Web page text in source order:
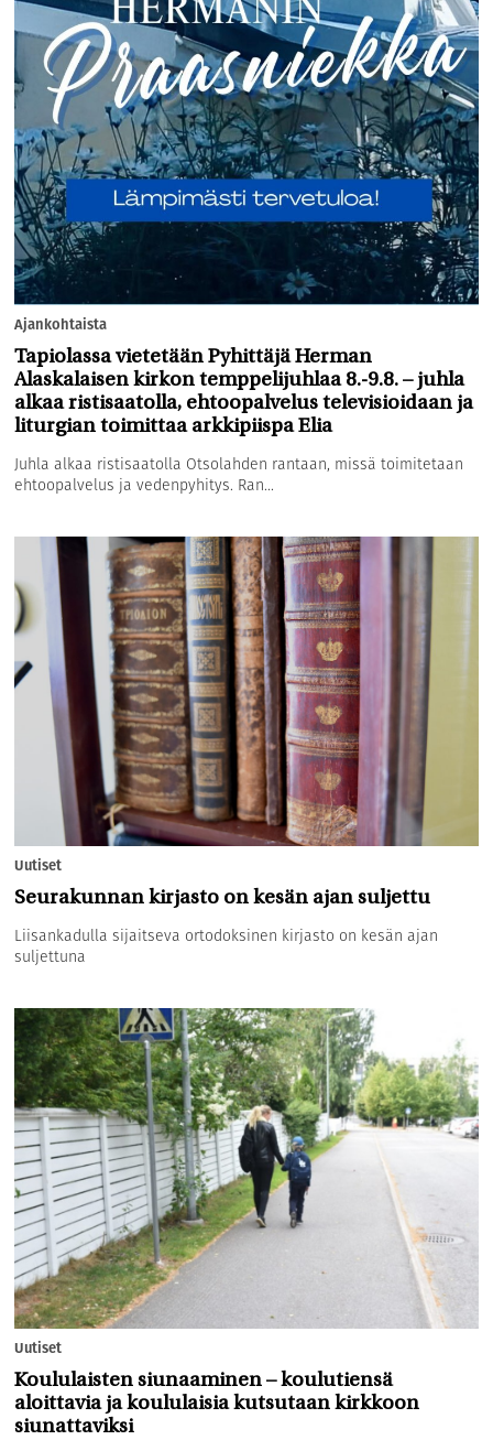
Ajankohtaista
Tapiolassa vietetään Pyhittäjä Herman
Alaskalaisen kirkon temppelijuhlaa 8.-9.8. – juhla
alkaa ristisaatolla, ehtoopalvelus televisioidaan ja
liturgian toimittaa arkkipiispa Elia
Juhla alkaa ristisaatolla Otsolahden rantaan, missä toimitetaan
ehtoopalvelus ja vedenpyhitys. Ran...
Uutiset
Seurakunnan kirjasto on kesän ajan suljettu
Liisankadulla sijaitseva ortodoksinen kirjasto on kesän ajan
suljettuna
Uutiset
Koululaisten siunaaminen – koulutiensä
aloittavia ja koululaisia kutsutaan kirkkoon
siunattaviksi